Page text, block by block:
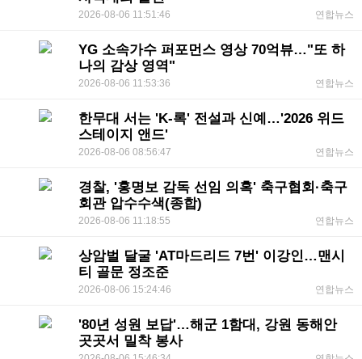
2026-08-06 11:51:46 연합뉴스
YG 소속가수 퍼포먼스 영상 70억뷰…"또 하
나의 감상 영역"
2026-08-06 11:53:36 연합뉴스
한무대 서는 'K-록' 전설과 신예…'2026 위드
스테이지 앤드'
2026-08-06 08:56:47 연합뉴스
경찰, '홍명보 감독 선임 의혹' 축구협회·축구
회관 압수수색(종합)
2026-08-06 11:18:55 연합뉴스
상암벌 달굴 'AT마드리드 7번' 이강인…맨시
티 골문 정조준
2026-08-06 15:24:46 연합뉴스
'80년 성원 보답'…해군 1함대, 강원 동해안
곳곳서 밀착 봉사